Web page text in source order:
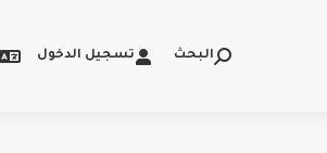
Search:
البحث تسجيل الدخول